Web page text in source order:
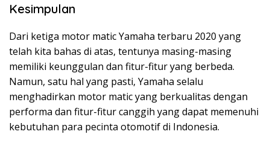
Kesimpulan
Dari ketiga motor matic Yamaha terbaru 2020 yang
telah kita bahas di atas, tentunya masing-masing
memiliki keunggulan dan fitur-fitur yang berbeda.
Namun, satu hal yang pasti, Yamaha selalu
menghadirkan motor matic yang berkualitas dengan
performa dan fitur-fitur canggih yang dapat memenuhi
kebutuhan para pecinta otomotif di Indonesia.